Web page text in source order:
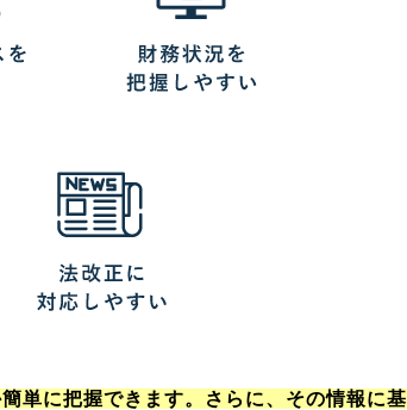
単に把握できます。さらに、その情報に基